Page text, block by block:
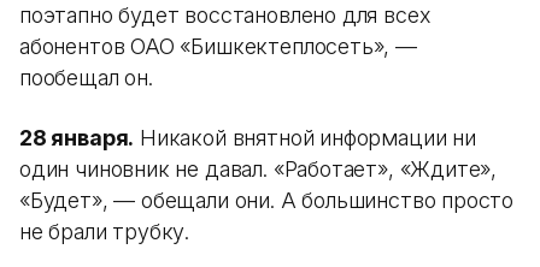
поэтапно будет восстановлено для всех
абонентов ОАО «Бишкектеплосеть», —
пообещал он.
28 января. Никакой внятной информации ни
один чиновник не давал. «Работает», «Ждите»,
«Будет», — обещали они. А большинство просто
не брали трубку.